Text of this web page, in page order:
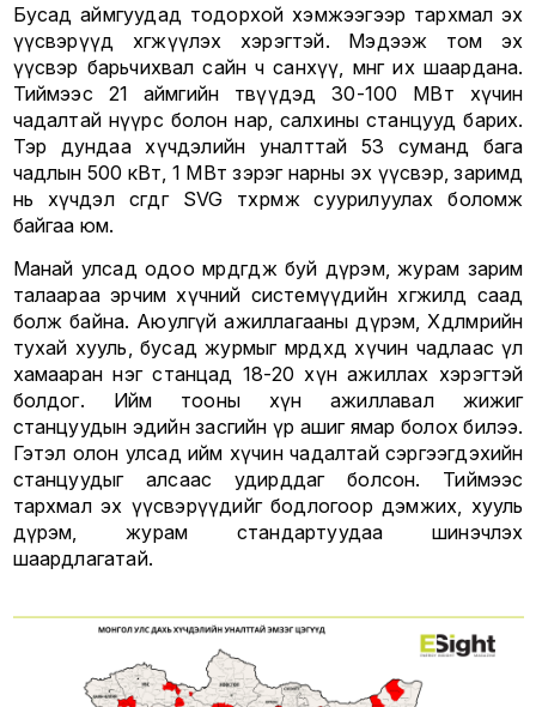
Бусад аймгуудад тодорхой хэмжээгээр тархмал эх
үүсвэрүүд хөгжүүлэх хэрэгтэй. Мэдээж том эх
үүсвэр барьчихвал сайн ч санхүү, мөнгө их шаардана.
Тиймээс 21 аймгийн төвүүдэд 30-100 МВт хүчин
чадалтай нүүрс болон нар, салхины станцууд барих.
Тэр дундаа хүчдэлийн уналттай 53 суманд бага
чадлын 500 кВт, 1 МВт зэрэг нарны эх үүсвэр, заримд
нь хүчдэл өсгөдөг SVG төхөөрөмж суурилуулах боломж
байгаа юм.
Манай улсад одоо мөрдөгдөж буй дүрэм, журам зарим
талаараа эрчим хүчний системүүдийн хөгжилд саад
болж байна. Аюулгүй ажиллагааны дүрэм, Хөдөлмөрийн
тухай хууль, бусад журмыг мөрдөхөд хүчин чадлаас үл
хамааран нэг станцад 18-20 хүн ажиллах хэрэгтэй
болдог. Ийм тооны хүн ажиллавал жижиг
станцуудын эдийн засгийн үр ашиг ямар болох билээ.
Гэтэл олон улсад ийм хүчин чадалтай сэргээгдэхийн
станцуудыг алсаас удирддаг болсон. Тиймээс
тархмал эх үүсвэрүүдийг бодлогоор дэмжих, хууль
дүрэм, журам стандартуудаа шинэчлэх
шаардлагатай.